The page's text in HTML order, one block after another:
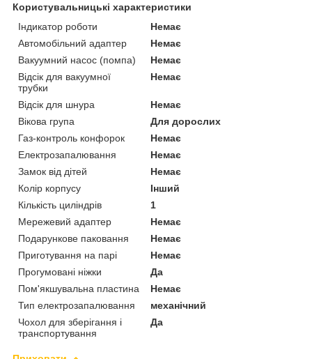
Користувальницькі характеристики
Індикатор роботи
Немає
Автомобільний адаптер
Немає
Вакуумний насос (помпа)
Немає
Відсік для вакуумної
трубки
Немає
Відсік для шнура
Немає
Вікова група
Для дорослих
Газ-контроль конфорок
Немає
Електрозапалювання
Немає
Замок від дітей
Немає
Колір корпусу
Інший
Кількість циліндрів
1
Мережевий адаптер
Немає
Подарункове паковання
Немає
Приготування на парі
Немає
Прогумовані ніжки
Да
Пом'якшувальна пластина
Немає
Тип електрозапалювання
механічний
Чохол для зберігання і
транспортування
Да